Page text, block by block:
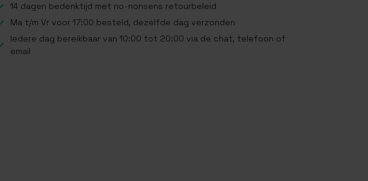
14 dagen bedenktijd met no-nonsens retourbeleid
Ma t/m Vr voor 17:00 besteld, dezelfde dag verzonden
Iedere dag bereikbaar van 10:00 tot 20:00 via de chat, telefoon of
email